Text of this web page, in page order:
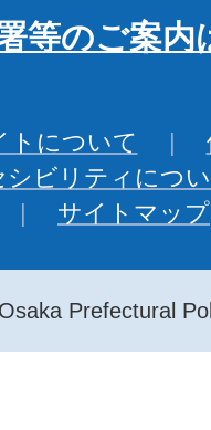
等のご案内
トについて
シビリティにつ
サイトマップ
Prefectural